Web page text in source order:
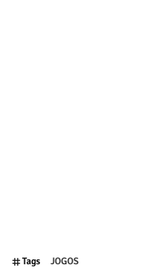
Tags JOGOS